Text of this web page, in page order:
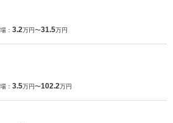
： 3.2万円〜31.5万円
： 3.5万円〜102.2万円